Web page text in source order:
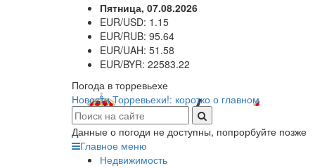
Пятница, 07.08.2026
EUR/USD: 1.15
EUR/RUB: 95.64
EUR/UAH: 51.58
EUR/BYR: 22583.22
Погода в торревьехе
Новости Торревьехи!: коротко о главном
Данные о погоди не доступны, попрорбуйте позже
Главное меню
Недвижимость